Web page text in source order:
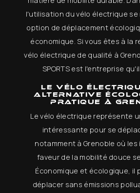
l'utilisation du vélo électrique
option de déplacement
économique. Si vous êtes à la
vélo électrique de qualité à
SPORTS est l'entreprise
Le vélo
alternative
pratique à
Le vélo électrique représente
intéressante pour se
notamment à Grenoble où
faveur de la mobilité douce
Économique et écologique, il
déplacer sans émissions